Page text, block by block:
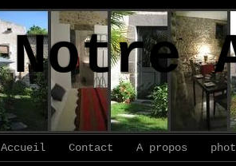
Notre
Accueil Contact A propos